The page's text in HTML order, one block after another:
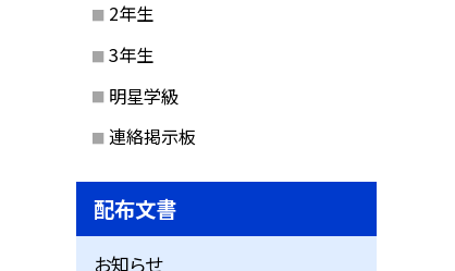
2年生
3年生
明星学級
連絡掲示板
配布文書
お知らせ